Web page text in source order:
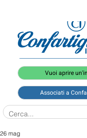
Vuoi aprire
Associati a
26 mag